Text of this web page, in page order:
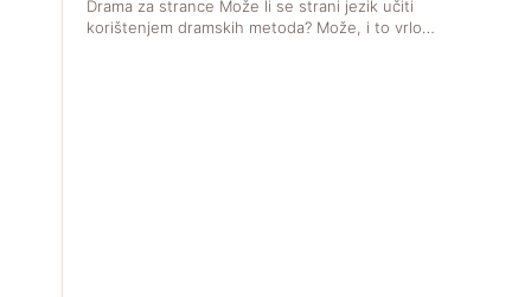
Drama za strance Može li se strani jezik učiti
korištenjem dramskih metoda? Može, i to vrlo…